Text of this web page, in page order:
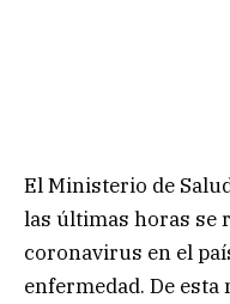
El Ministerio de
las últimas horas se
coronavirus en el
enfermedad. De